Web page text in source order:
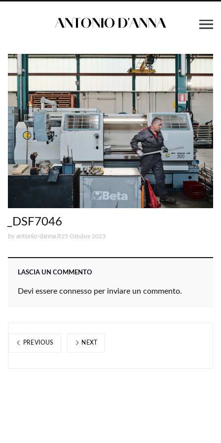
_DSF7046
by antonio-danna.it25 Ottobre 2023
LASCIA UN COMMENTO
Devi essere connesso per inviare un commento.
PREVIOUS NEXT